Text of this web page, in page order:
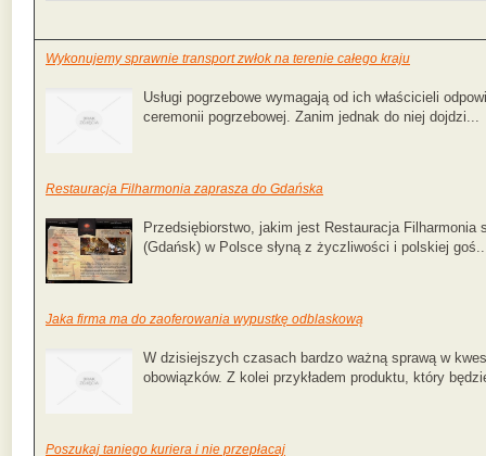
Wykonujemy sprawnie transport zwłok na terenie całego kraju
Usługi pogrzebowe wymagają od ich właścicieli
ceremonii pogrzebowej. Zanim jednak do niej dojdzi...
Restauracja Filharmonia zaprasza do Gdańska
Przedsiębiorstwo, jakim jest Restauracja
(Gdańsk) w Polsce słyną z życzliwości i polskiej
Jaka firma ma do zaoferowania wypustkę odblaskową
W dzisiejszych czasach bardzo ważną sprawą w
obowiązków. Z kolei przykładem produktu, który
Poszukaj taniego kuriera i nie przepłacaj